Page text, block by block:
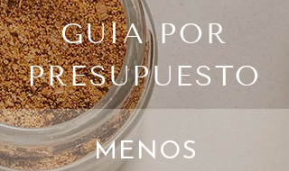
GUÍA POR
PRESUPUESTO
MENOS